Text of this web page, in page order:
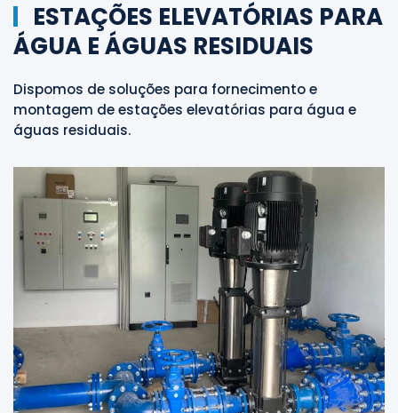
ESTAÇÕES ELEVATÓRIAS PARA
ÁGUA E ÁGUAS RESIDUAIS
Dispomos de soluções para fornecimento e
montagem de estações elevatórias para água e
águas residuais.